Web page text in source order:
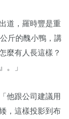
道，羅時豐是重
斤的醜小鴨，講
麼有人長這樣？
。」
他跟公司建議用
，這樣投影到布